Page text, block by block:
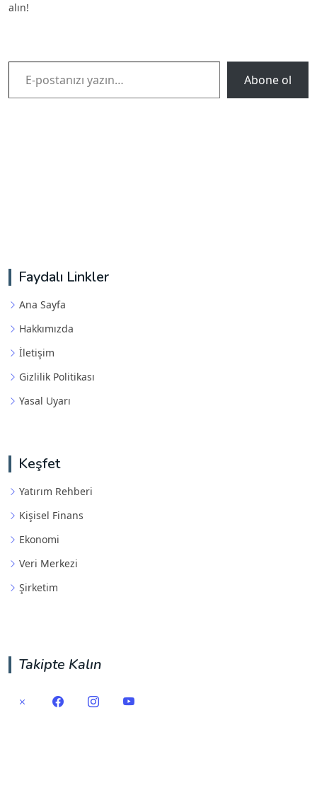
alın!
E-postanızı yazın…
Abone ol
Faydalı Linkler
Ana Sayfa
Hakkımızda
İletişim
Gizlilik Politikası
Yasal Uyarı
Keşfet
Yatırım Rehberi
Kişisel Finans
Ekonomi
Veri Merkezi
Şirketim
Takipte Kalın